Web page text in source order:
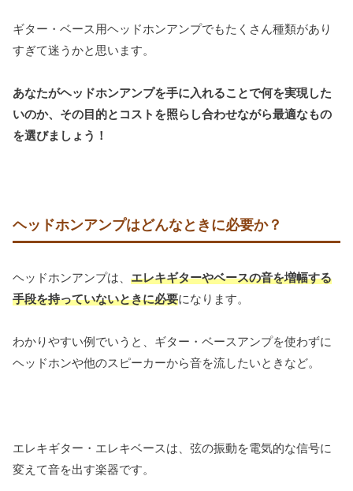
ギター・ベース用ヘッドホンアンプでもたくさん種類があり
すぎて迷うかと思います。
あなたがヘッドホンアンプを手に入れることで何を実現した
いのか、その目的とコストを照らし合わせながら最適なもの
を選びましょう！
ヘッドホンアンプはどんなときに必要か？
ヘッドホンアンプは、 エレキギターやベースの音を増幅する
手段を持っていないときに必要になります。
わかりやすい例でいうと、ギター・ベースアンプを使わずに
ヘッドホンや他のスピーカーから音を流したいときなど。
エレキギター・エレキベースは、弦の振動を電気的な信号に
変えて音を出す楽器です。